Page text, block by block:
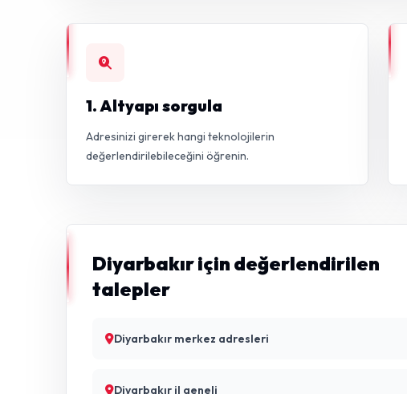
1. Altyapı sorgula
Adresinizi girerek hangi teknolojilerin
değerlendirilebileceğini öğrenin.
Diyarbakır için değerlendirilen
talepler
Diyarbakır merkez adresleri
Diyarbakır il geneli